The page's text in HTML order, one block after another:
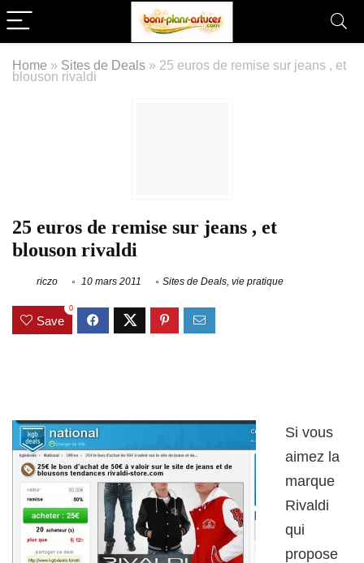
Home » Sites de Deals » 25 euros de remise sur jeans , et
blouson rivaldi
25 euros de remise sur jeans , et
blouson rivaldi
riczo 10 mars 2011 Sites de Deals, vie pratique
Save
0
Si vous
aimez la
marque
Rivaldi
qui
propose